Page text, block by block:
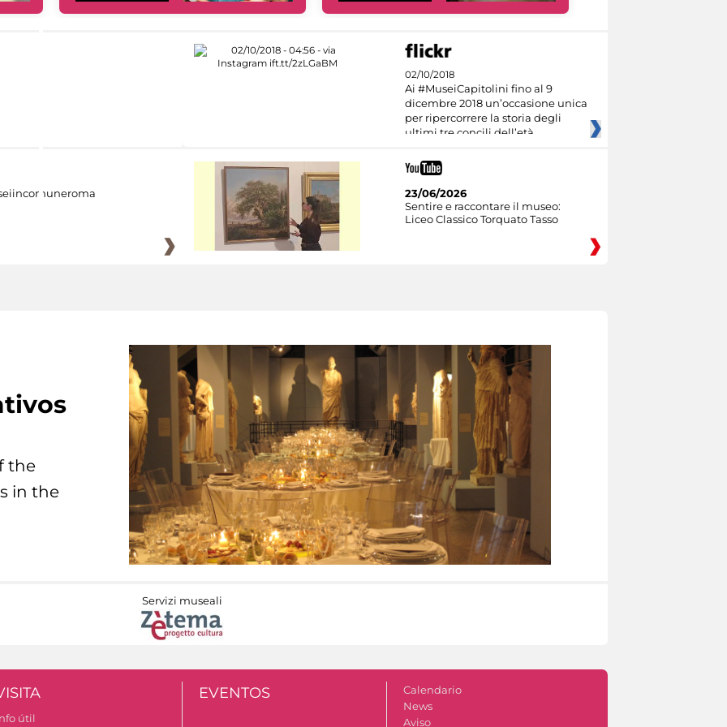
02/10/2018
Ai #MuseiCapitolini fino al 9
dicembre 2018 un’occasione unica
per ripercorrere la storia degli
ultimi tre concili dell’età
23/06/2026
Sentire e raccontare il museo:
Liceo Classico Torquato Tasso
the
in the
Servizi museali
útil
EVENTOS
Calendario
News
Aviso